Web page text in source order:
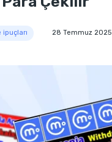
ipuçları 28 Temmuz 2025